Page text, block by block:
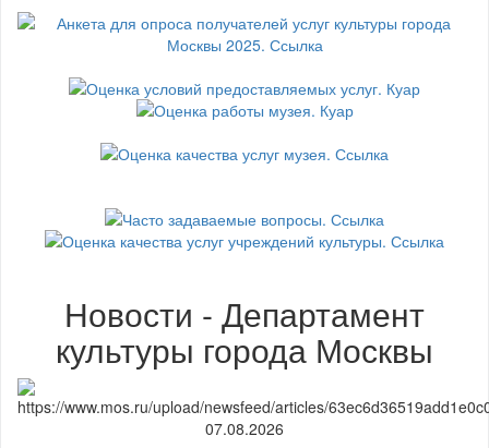
Новости - Департамент
культуры города Москвы
07.08.2026